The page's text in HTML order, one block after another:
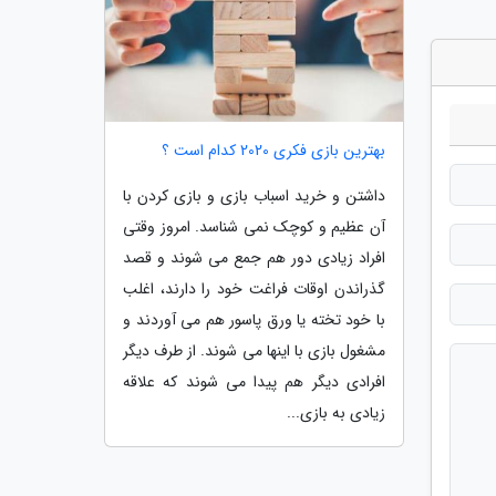
بهترین بازی فکری 2020 کدام است ؟
داشتن و خرید اسباب بازی و بازی کردن با
آن عظیم و کوچک نمی شناسد. امروز وقتی
افراد زیادی دور هم جمع می شوند و قصد
گذراندن اوقات فراغت خود را دارند، اغلب
با خود تخته یا ورق پاسور هم می آوردند و
مشغول بازی با اینها می شوند. از طرف دیگر
افرادی دیگر هم پیدا می شوند که علاقه
زیادی به بازی...